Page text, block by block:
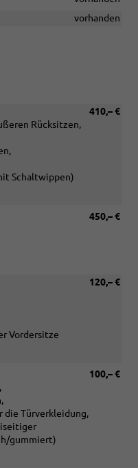
vorhanden
410,– €
Rücksitzen,
Schaltwippen)
450,– €
120,– €
Vordersitze
100,– €
die Türverkleidung,
gummiert)